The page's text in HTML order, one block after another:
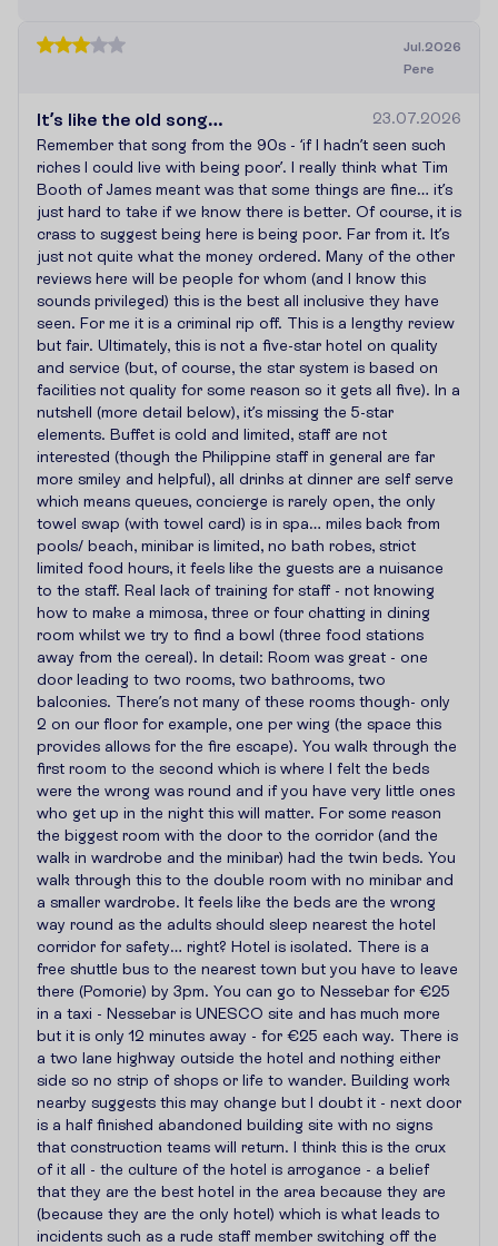
Jul.2026
Pere
It’s like the old song…
23.07.2026
Remember that song from the 90s - ‘if I hadn’t seen such
riches I could live with being poor’. I really think what Tim
Booth of James meant was that some things are fine… it’s
just hard to take if we know there is better. Of course, it is
crass to suggest being here is being poor. Far from it. It’s
just not quite what the money ordered. Many of the other
reviews here will be people for whom (and I know this
sounds privileged) this is the best all inclusive they have
seen. For me it is a criminal rip off. This is a lengthy review
but fair. Ultimately, this is not a five-star hotel on quality
and service (but, of course, the star system is based on
facilities not quality for some reason so it gets all five). In a
nutshell (more detail below), it’s missing the 5-star
elements. Buffet is cold and limited, staff are not
interested (though the Philippine staff in general are far
more smiley and helpful), all drinks at dinner are self serve
which means queues, concierge is rarely open, the only
towel swap (with towel card) is in spa… miles back from
pools/ beach, minibar is limited, no bath robes, strict
limited food hours, it feels like the guests are a nuisance
to the staff. Real lack of training for staff - not knowing
how to make a mimosa, three or four chatting in dining
room whilst we try to find a bowl (three food stations
away from the cereal). In detail: Room was great - one
door leading to two rooms, two bathrooms, two
balconies. There’s not many of these rooms though- only
2 on our floor for example, one per wing (the space this
provides allows for the fire escape). You walk through the
first room to the second which is where I felt the beds
were the wrong was round and if you have very little ones
who get up in the night this will matter. For some reason
the biggest room with the door to the corridor (and the
walk in wardrobe and the minibar) had the twin beds. You
walk through this to the double room with no minibar and
a smaller wardrobe. It feels like the beds are the wrong
way round as the adults should sleep nearest the hotel
corridor for safety… right? Hotel is isolated. There is a
free shuttle bus to the nearest town but you have to leave
there (Pomorie) by 3pm. You can go to Nessebar for €25
in a taxi - Nessebar is UNESCO site and has much more
but it is only 12 minutes away - for €25 each way. There is
a two lane highway outside the hotel and nothing either
side so no strip of shops or life to wander. Building work
nearby suggests this may change but I doubt it - next door
is a half finished abandoned building site with no signs
that construction teams will return. I think this is the crux
of it all - the culture of the hotel is arrogance - a belief
that they are the best hotel in the area because they are
(because they are the only hotel) which is what leads to
incidents such as a rude staff member switching off the